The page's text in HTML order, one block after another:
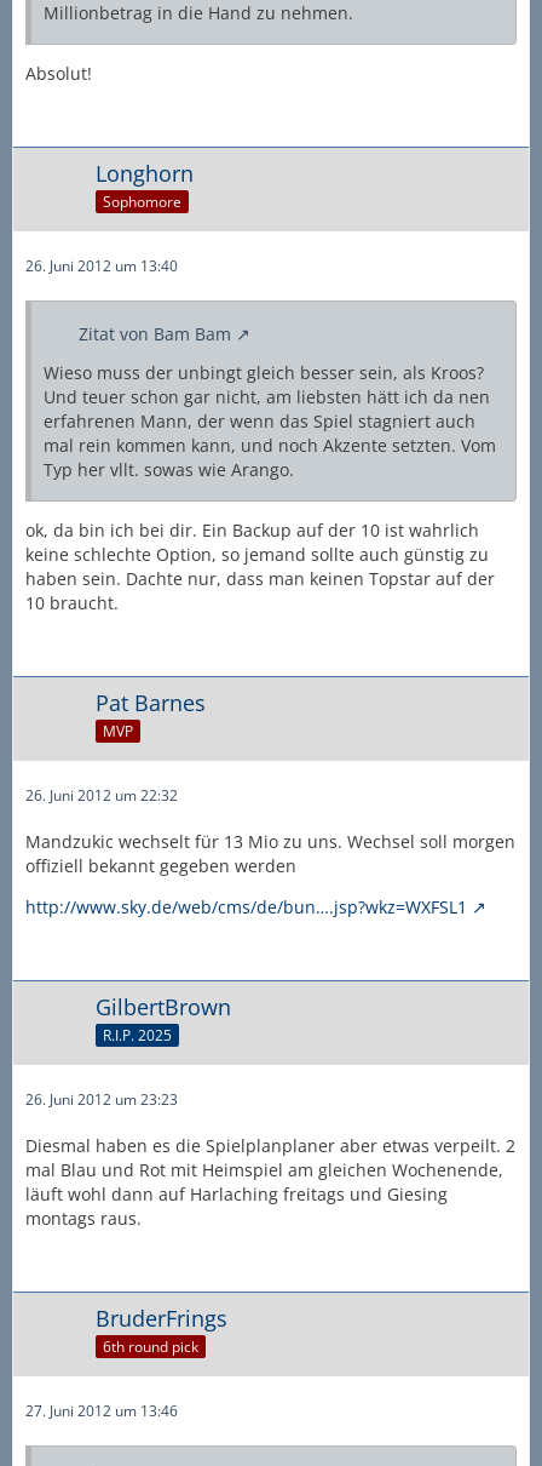
Millionbetrag in die Hand zu nehmen.
Absolut!
Longhorn
Sophomore
26. Juni 2012 um 13:40
Zitat von Bam Bam
Wieso muss der unbingt gleich besser sein, als Kroos?
Und teuer schon gar nicht, am liebsten hätt ich da nen
erfahrenen Mann, der wenn das Spiel stagniert auch
mal rein kommen kann, und noch Akzente setzten. Vom
Typ her vllt. sowas wie Arango.
ok, da bin ich bei dir. Ein Backup auf der 10 ist wahrlich
keine schlechte Option, so jemand sollte auch günstig zu
haben sein. Dachte nur, dass man keinen Topstar auf der
10 braucht.
Pat Barnes
MVP
26. Juni 2012 um 22:32
Mandzukic wechselt für 13 Mio zu uns. Wechsel soll morgen
offiziell bekannt gegeben werden
http://www.sky.de/web/cms/de/bun….jsp?wkz=WXFSL1
GilbertBrown
R.I.P. 2025
26. Juni 2012 um 23:23
Diesmal haben es die Spielplanplaner aber etwas verpeilt. 2
mal Blau und Rot mit Heimspiel am gleichen Wochenende,
läuft wohl dann auf Harlaching freitags und Giesing
montags raus.
BruderFrings
6th round pick
27. Juni 2012 um 13:46